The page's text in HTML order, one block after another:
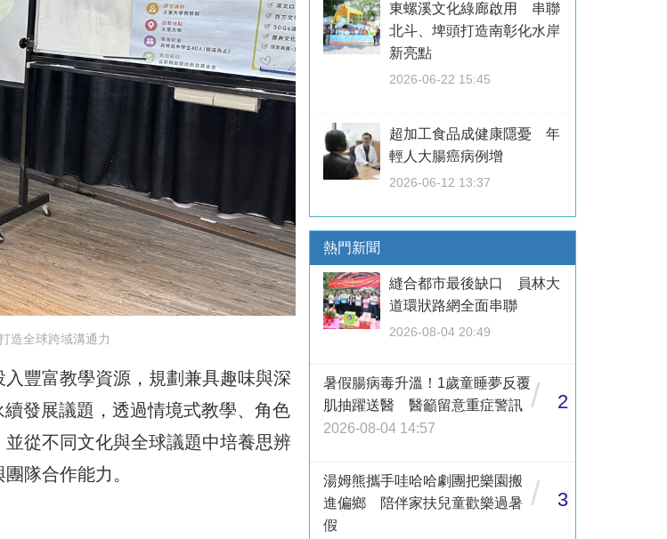
造全球跨域溝通力
豐富教學資源，規劃兼具趣味與深
發展議題，透過情境式教學、角色
從不同文化與全球議題中培養思辨
隊合作能力。
東螺溪文化綠廊啟用 串聯
北斗、埤頭打造南彰化水岸
新亮點
2026-06-22 15:45
超加工食品成健康隱憂 年
輕人大腸癌病例增
2026-06-12 13:37
熱門新聞
縫合都市最後缺口 員林大
道環狀路網全面串聯
2026-08-04 20:49
暑假腸病毒升溫！1歲童睡夢反覆
肌抽躍送醫 醫籲留意重症警訊
2026-08-04 14:57
/ 2
湯姆熊攜手哇哈哈劇團把樂園搬
進偏鄉 陪伴家扶兒童歡樂過暑
假
/ 3